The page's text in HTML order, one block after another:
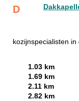
D
kozijnspecialisten
1.03 km
1.69 km
2.11 km
2.82 km